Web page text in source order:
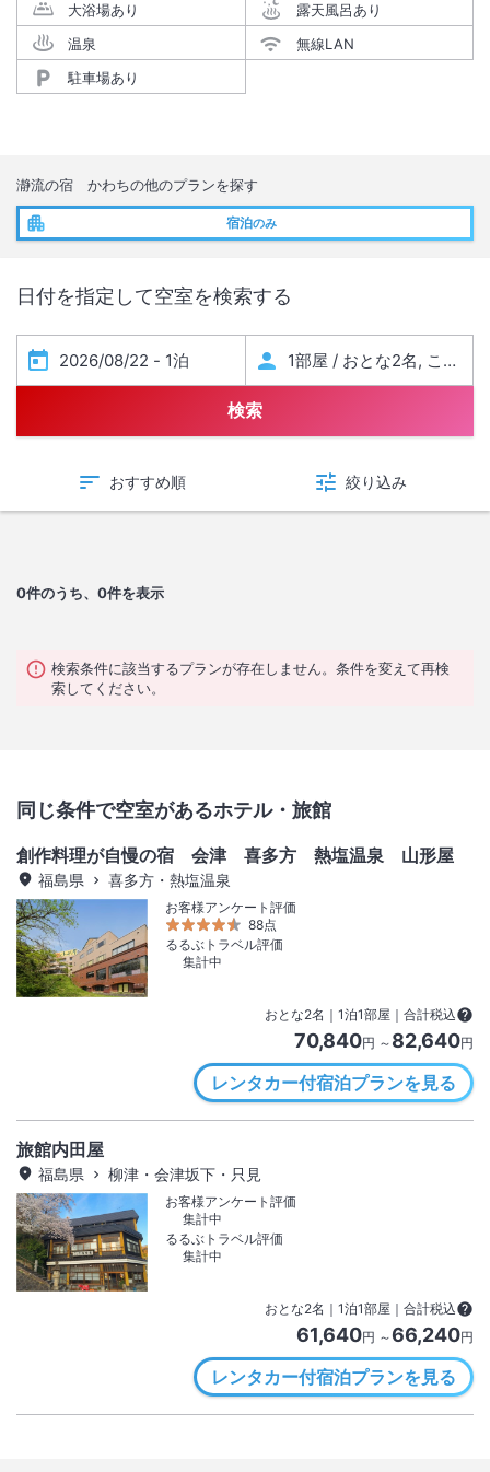
大浴場あり
露天風呂あり
温泉
無線LAN
駐車場あり
瀞流の宿 かわちの他のプランを探す
宿泊のみ
日付を指定して空室を検索する
検索
おすすめ順 絞り込み
0件のうち、0件を表示
検索条件に該当するプランが存在しません。条件を変えて再検
索してください。
同じ条件で空室があるホテル・旅館
創作料理が自慢の宿 会津 喜多方 熱塩温泉 山形屋
福島県 喜多方・熱塩温泉
お客様アンケート評価
88点
るるぶトラベル評価
集計中
おとな2名 ｜ 1泊1部屋｜合計税込
70,840円 ～ 82,640円
レンタカー付宿泊プランを見る
旅館内田屋
福島県 柳津・会津坂下・只見
お客様アンケート評価
集計中
るるぶトラベル評価
集計中
おとな2名 ｜ 1泊1部屋｜合計税込
61,640円 ～66,240円
レンタカー付宿泊プランを見る